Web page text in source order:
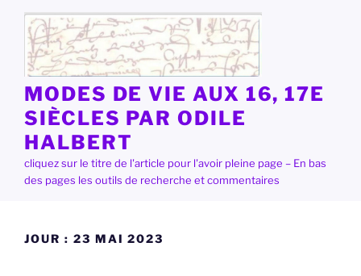
contenu
principal
MODES DE VIE AUX 16, 17E
SIÈCLES PAR ODILE
HALBERT
cliquez sur le titre de l'article pour l'avoir pleine page – En bas
des pages les outils de recherche et commentaires
JOUR : 23 MAI 2023